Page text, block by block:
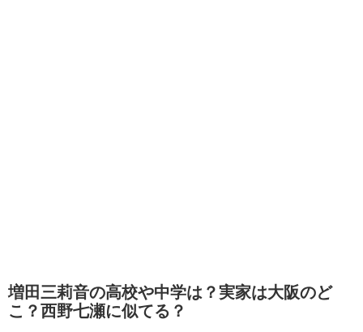
増田三莉音の高校や中学は？実家は大阪のど
こ？西野七瀬に似てる？